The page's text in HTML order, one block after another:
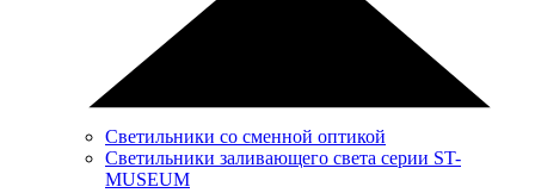
Светильники со сменной оптикой
Светильники заливающего света серии ST-
MUSEUM